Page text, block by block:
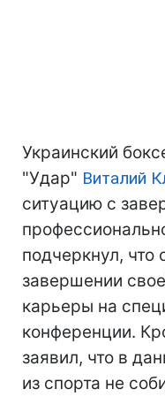
Украинский
"Удар" Виталий
ситуацию с
подчеркнул, что
завершении
карьеры на
конференции.
заявил, что в
из спорта не